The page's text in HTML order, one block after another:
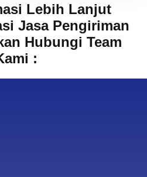
Lebih Lanjut
Jasa Pengiriman
Hubungi Team
: